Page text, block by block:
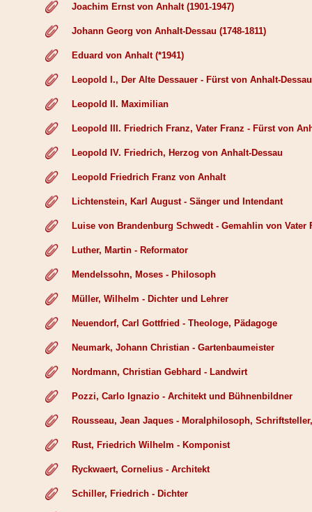
Joachim Ernst von Anhalt (1901-1947)
Johann Georg von Anhalt-Dessau (1748-1811)
Eduard von Anhalt (*1941)
Leopold I., Der Alte Dessauer - Fürst von Anhalt-Dessau
Leopold II. Maximilian
Leopold III. Friedrich Franz, Vater Franz - Fürst von
Leopold IV. Friedrich, Herzog von Anhalt-Dessau
Leopold Friedrich Franz von Anhalt
Lichtenstein, Karl August - Sänger und Intendant
Luise von Brandenburg Schwedt - Gemahlin von Vater
Luther, Martin - Reformator
Mendelssohn, Moses - Philosoph
Müller, Wilhelm - Dichter und Lehrer
Neuendorf, Carl Gottfried - Theologe, Pädagoge
Neumark, Johann Christian - Gartenbaumeister
Nordmann, Christian Gebhard - Landwirt
Pozzi, Carlo Ignazio - Architekt und Bühnenbildner
Rousseau, Jean Jaques - Moralphilosoph,
Rust, Friedrich Wilhelm - Komponist
Ryckwaert, Cornelius - Architekt
Schiller, Friedrich - Dichter